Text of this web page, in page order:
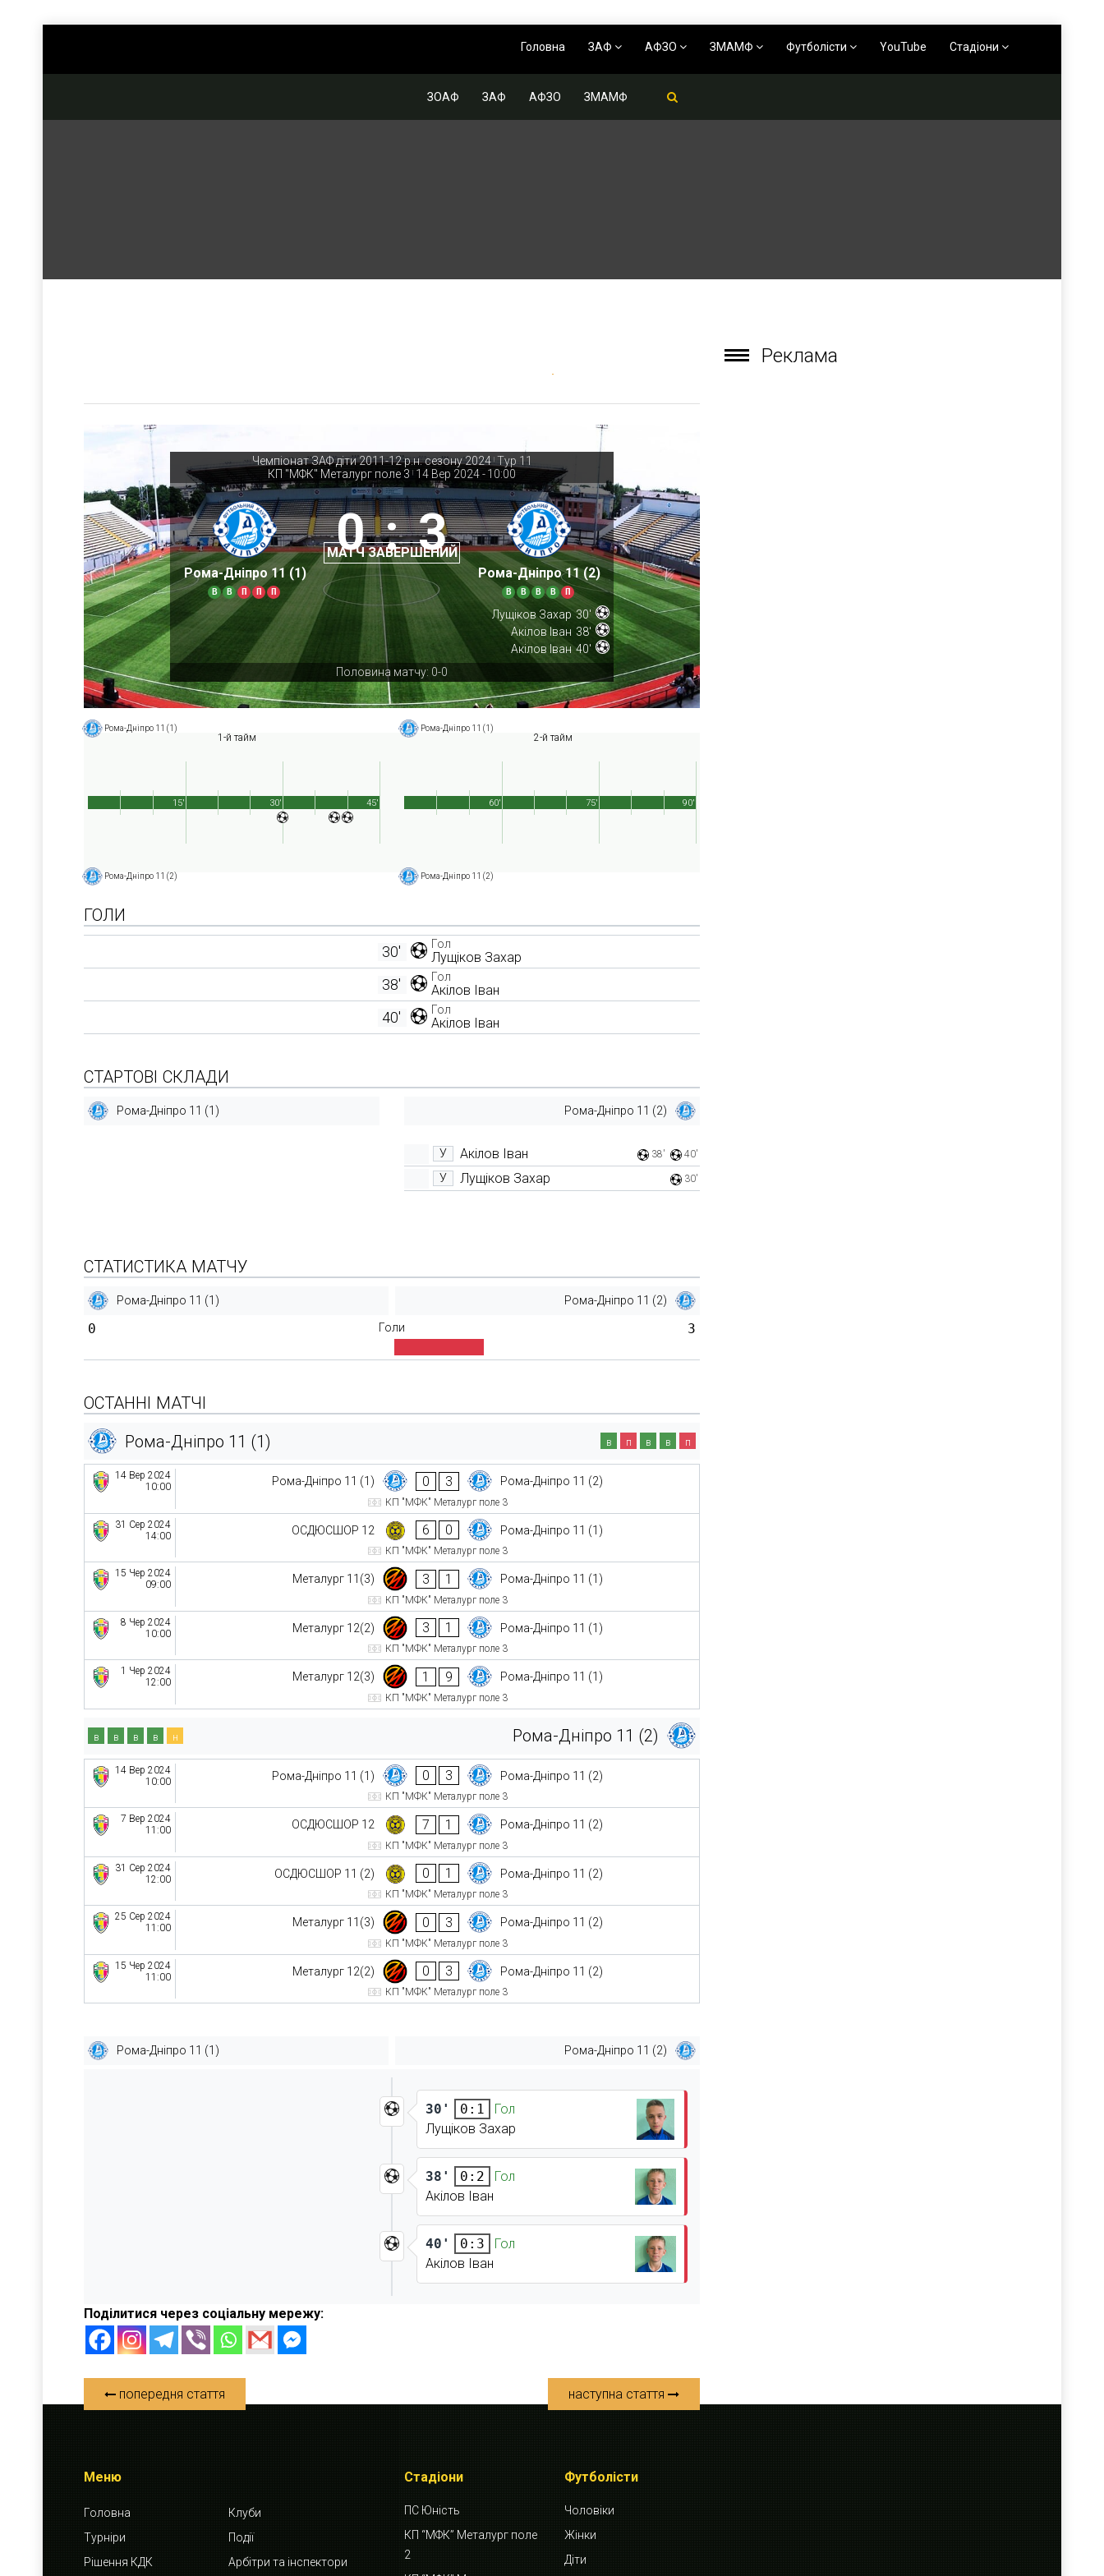
Головна ЗАФ АФЗО ЗМАМФ Футболісти YouTube Стадіони
ЗОАФ ЗАФ АФЗО ЗМАМФ
Чемпіонат ЗАФ діти 2011-12 р.н. сезону 2024 | Тур 11
КП "МФК" Металург поле 3 | 14 Вер 2024- 10:00
Рома-Дніпро 11 (1)
В В П П П
0 : 3
МАТЧ ЗАВЕРШЕНИЙ
Рома-Дніпро 11 (2)
В В В В П
Лущіков Захар 30'
Акілов Іван 38'
Акілов Іван 40'
Половина матчу: 0-0
Рома-Дніпро 11 (1)
1-й тайм
Рома-Дніпро 11 (2)
45'
15' 30'
Рома-Дніпро 11 (1)
2-й тайм
Рома-Дніпро 11 (2)
90'
60' 75'
ГОЛИ
30' Гол
Лущіков Захар
38' Гол
Акілов Іван
40' Гол
Акілов Іван
СТАРТОВІ СКЛАДИ
Рома-Дніпро 11 (1) Рома-Дніпро 11 (2)
У Акілов Іван 38' 40'
У Лущіков Захар 30'
СТАТИСТИКА МАТЧУ
Рома-Дніпро 11 (1) Рома-Дніпро 11 (2)
0 Голи 3
ОСТАННІ МАТЧІ
Рома-Дніпро 11 (1)
в п в в п
14 Вер 2024
10:00
Рома-Дніпро 11 (1) 0 3 Рома-Дніпро 11 (2)
КП "МФК" Металург поле 3
31 Сер 2024
14:00
ОСДЮСШОР 12 6 0 Рома-Дніпро 11 (1)
КП "МФК" Металург поле 3
15 Чер 2024
09:00
Металург 11(3) 3 1 Рома-Дніпро 11 (1)
КП "МФК" Металург поле 3
8 Чер 2024
10:00
Металург 12(2) 3 1 Рома-Дніпро 11 (1)
КП "МФК" Металург поле 3
1 Чер 2024
12:00
Металург 12(3) 1 9 Рома-Дніпро 11 (1)
КП "МФК" Металург поле 3
Рома-Дніпро 11 (2)
в в в в н
14 Вер 2024
10:00
Рома-Дніпро 11 (1) 0 3 Рома-Дніпро 11 (2)
КП "МФК" Металург поле 3
7 Вер 2024
11:00
ОСДЮСШОР 12 7 1 Рома-Дніпро 11 (2)
КП "МФК" Металург поле 3
31 Сер 2024
12:00
ОСДЮСШОР 11 (2) 0 1 Рома-Дніпро 11 (2)
КП "МФК" Металург поле 3
25 Сер 2024
11:00
Металург 11(3) 0 3 Рома-Дніпро 11 (2)
КП "МФК" Металург поле 3
15 Чер 2024
11:00
Металург 12(2) 0 3 Рома-Дніпро 11 (2)
КП "МФК" Металург поле 3
Рома-Дніпро 11 (1) Рома-Дніпро 11 (2)
30' 0:1
Гол
Лущіков Захар
38' 0:2
Гол
Акілов Іван
40' 0:3
Гол
Акілов Іван
Поділитися через соціальну мережу:
попередня стаття наступна стаття
Реклама
Меню
Головна
Клуби
Турніри
Події
Рішення КДК
Арбітри та інспектори
Стадіони
ПС Юність
КП “МФК” Металург поле
2
Футболісти
Чоловіки
Жінки
Діти